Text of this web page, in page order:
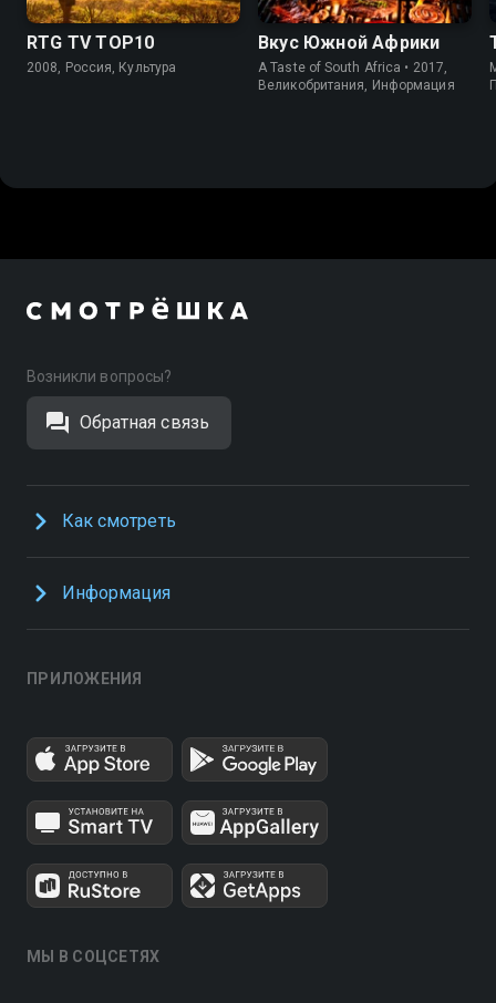
RTG TV TOP10
2008, Россия, Культура
Вкус Южной Африки
A Taste of South Africa • 2017,
Великобритания, Информация
Возникли вопросы?
Обратная связь
Как смотреть
Информация
ПРИЛОЖЕНИЯ
МЫ В СОЦСЕТЯХ